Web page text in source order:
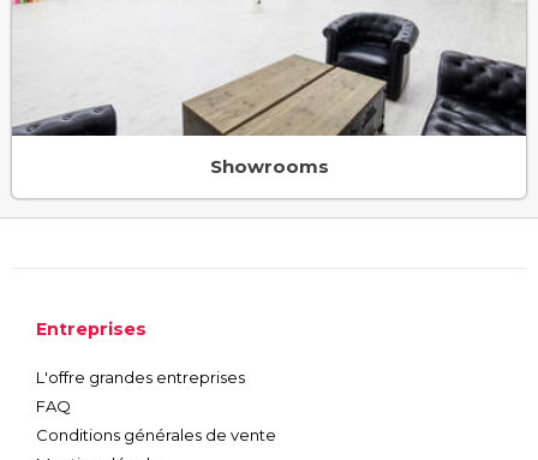
Showrooms
Entreprises
L'offre grandes entreprises
FAQ
Conditions générales de vente